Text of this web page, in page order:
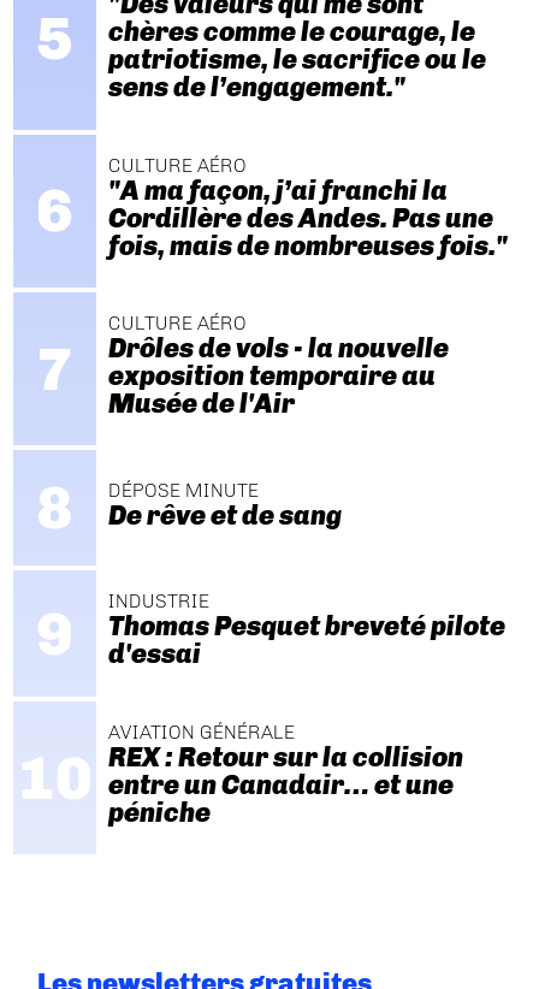
chères comme le courage, le
patriotisme, le sacrifice ou le
sens de l’engagement."
CULTURE AÉRO
"A ma façon, j’ai franchi la
Cordillère des Andes. Pas une
fois, mais de nombreuses fois."
CULTURE AÉRO
Drôles de vols - la nouvelle
exposition temporaire au
Musée de l'Air
DÉPOSE MINUTE
De rêve et de sang
INDUSTRIE
Thomas Pesquet breveté pilote
d'essai
AVIATION GÉNÉRALE
REX : Retour sur la collision
entre un Canadair… et une
péniche